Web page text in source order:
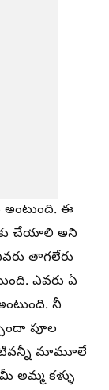
అంటుంది. ఈ
చేయాలి అని
తాగలేరు
ఎవరు ఏ
నీ
పూల
మామూలే
అమ్మ కళ్ళు